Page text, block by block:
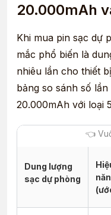
20.000mAh
Khi mua pin sạc dự
mắc phổ biến là
nhiêu lần cho thiết
bảng so sánh số
20.000mAh với loại
Dung lượng
sạc dự phòng